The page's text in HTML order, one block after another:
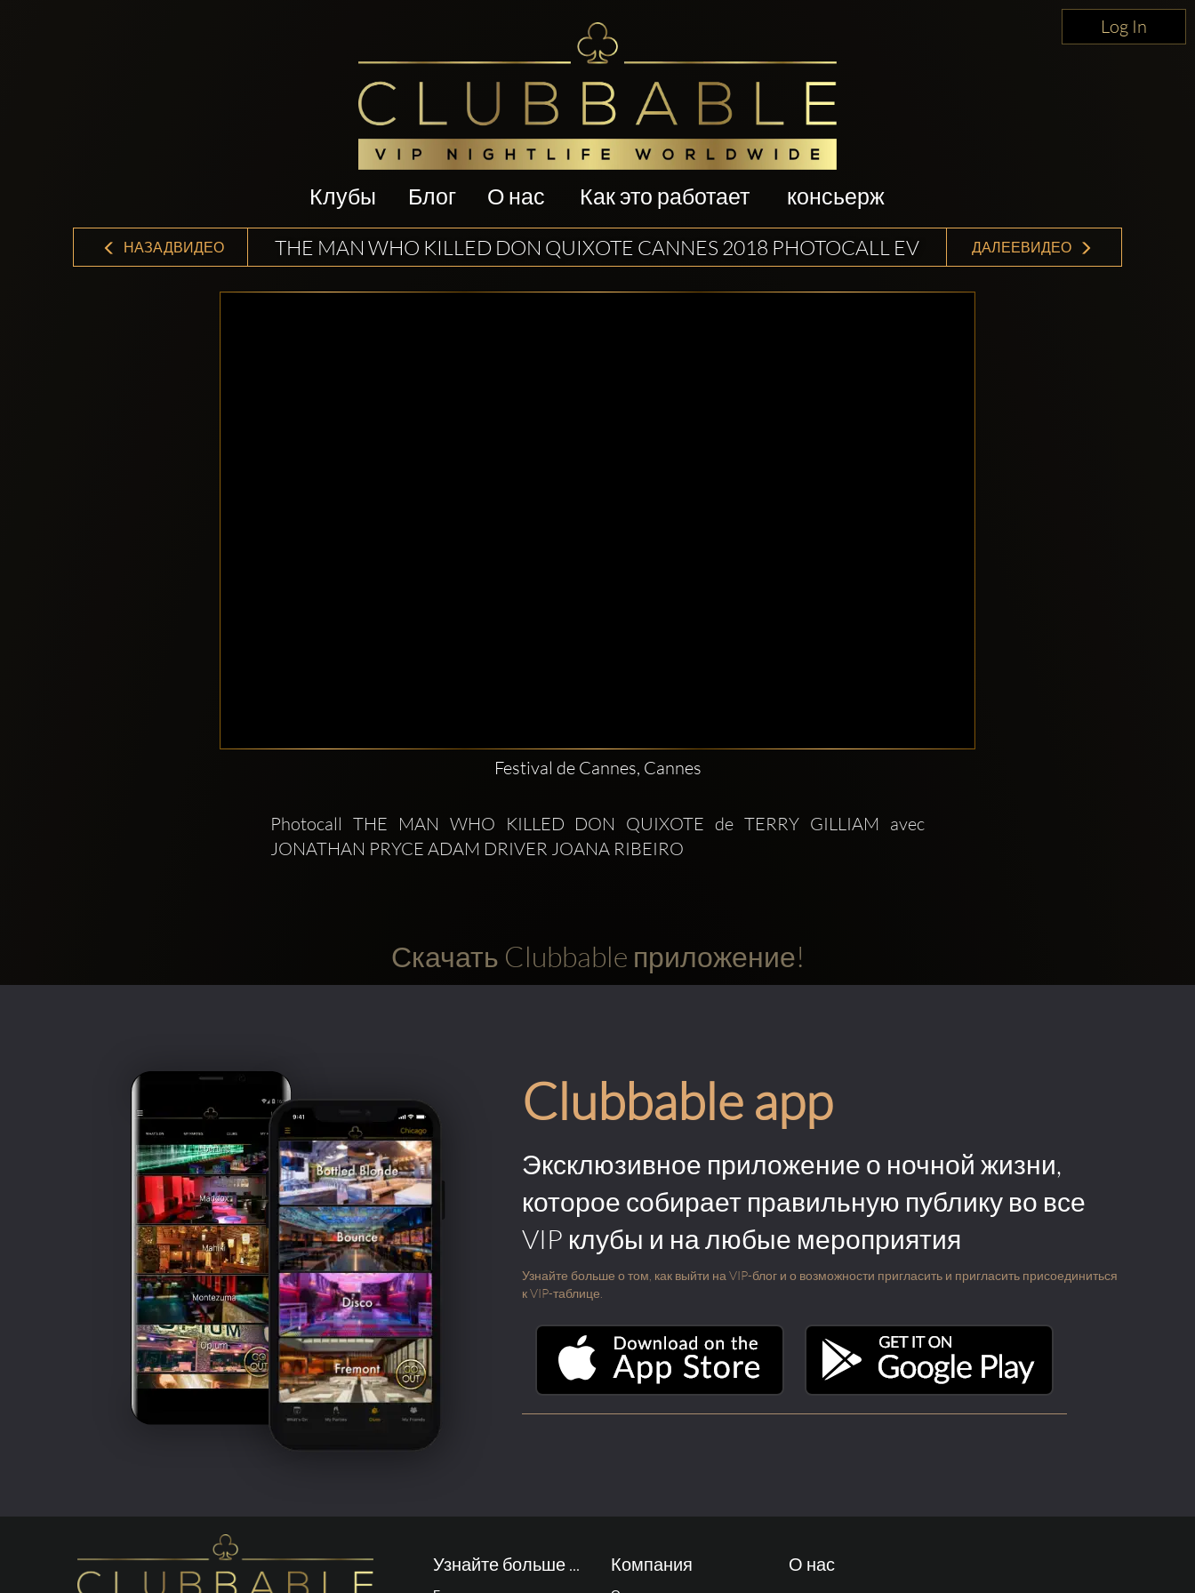
Log In
Клубы Блог О нас Как это работает консьерж
НАЗАДВИДЕО THE MAN WHO KILLED DON QUIXOTE CANNES 2018 PHOTOCALL EV ДАЛЕЕВИДЕО
Festival de Cannes, Cannes
Photocall THE MAN WHO KILLED DON QUIXOTE de TERRY GILLIAM avec
JONATHAN PRYCE ADAM DRIVER JOANA RIBEIRO
Скачать Clubbable приложение!
Clubbable app
Эксклюзивное приложение о ночной жизни,
которое собирает правильную публику во все
VIP клубы и на любые мероприятия
Узнайте больше о том, как выйти на VIP-блог и о возможности пригласить и пригласить присоединиться
к VIP-таблице.
Узнайте больше ... Компания О нас